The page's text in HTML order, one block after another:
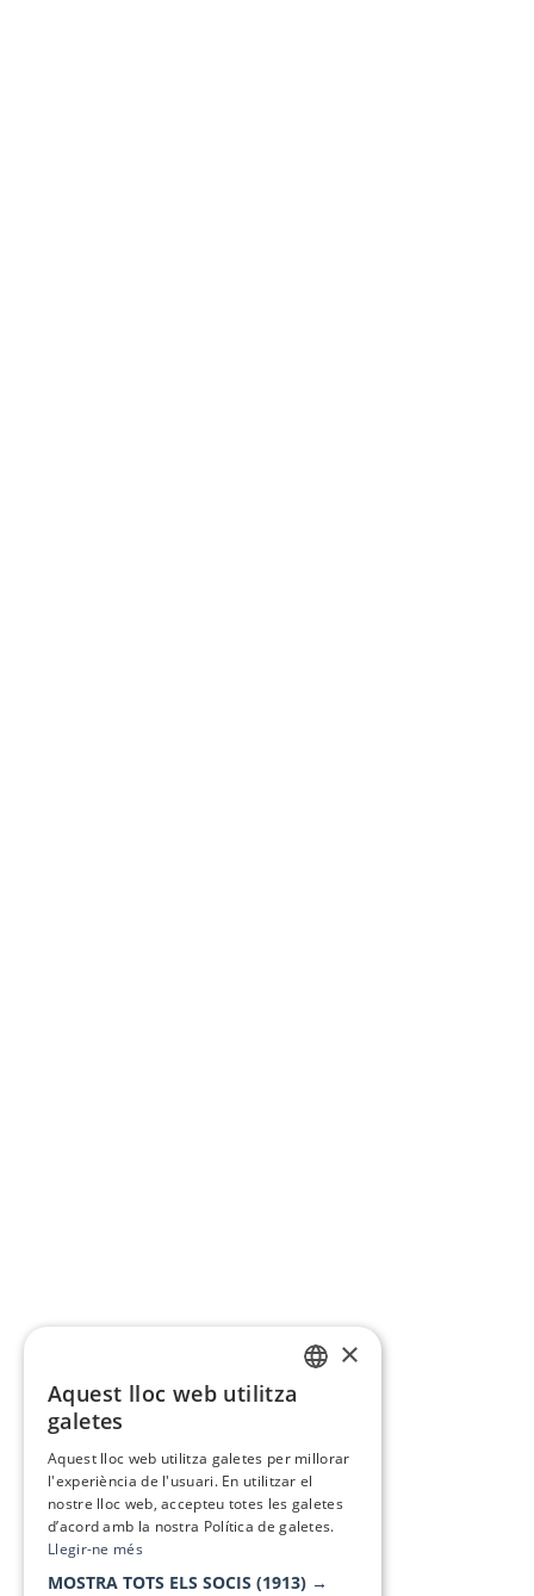
×
Aquest lloc web utilitza
galetes
Aquest lloc web utilitza galetes per millorar
l'experiència de l'usuari. En utilitzar el
nostre lloc web, accepteu totes les galetes
d’acord amb la nostra Política de galetes.
Llegir-ne més
MOSTRA TOTS ELS SOCIS (1913) →